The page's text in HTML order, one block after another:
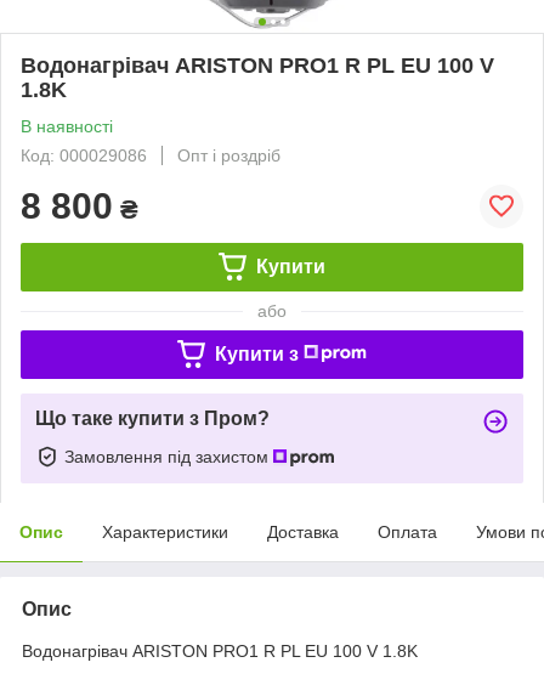
Водонагрівач ARISTON PRO1 R PL EU 100 V
1.8K
В наявності
Код: 000029086
Опт і роздріб
8 800 ₴
Купити
або
Купити з
Що таке купити з Пром?
Замовлення під захистом
Опис Характеристики Доставка Оплата Умови
Опис
Водонагрівач ARISTON PRO1 R PL EU 100 V 1.8K